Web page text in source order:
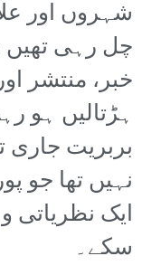
شہروں اور
چل رہی
خبر، منتشر
ہڑتالیں ہو
بربریت جاری
نہیں تھا جو
ایک نظریاتی
سکے۔